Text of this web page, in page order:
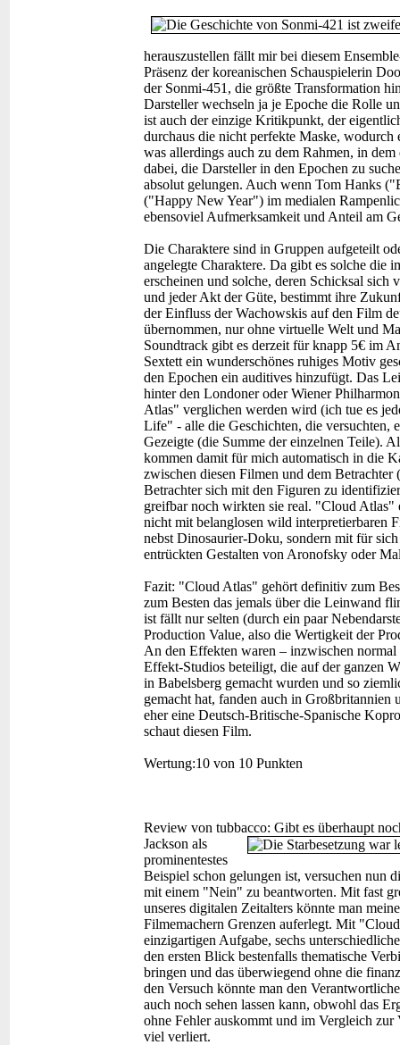
herauszustellen fällt mir bei diesem
Präsenz der koreanischen Schauspielerin
der Sonmi-451, die größte Transformation
Darsteller wechseln ja je Epoche die Rolle
ist auch der einzige Kritikpunkt, der
durchaus die nicht perfekte Maske,
was allerdings auch zu dem Rahmen, in
dabei, die Darsteller in den Epochen zu
absolut gelungen. Auch wenn Tom Hanks
("Happy New Year") im medialen
ebensoviel Aufmerksamkeit und Anteil am
Die Charaktere sind in Gruppen aufgeteilt
angelegte Charaktere. Da gibt es solche die
erscheinen und solche, deren Schicksal sich
und jeder Akt der Güte, bestimmt ihre
der Einfluss der Wachowskis auf den Film
übernommen, nur ohne virtuelle Welt und
Soundtrack gibt es derzeit für knapp 5€ im
Sextett ein wunderschönes ruhiges Motiv
den Epochen ein auditives hinzufügt. Das
hinter den Londoner oder Wiener
Atlas" verglichen werden wird (ich tue es
Life" - alle die Geschichten, die versuchten,
Gezeigte (die Summe der einzelnen Teile).
kommen damit für mich automatisch in die
zwischen diesen Filmen und dem
Betrachter sich mit den Figuren zu
greifbar noch wirkten sie real. "Cloud Atlas"
nicht mit belanglosen wild interpretierbaren
nebst Dinosaurier-Doku, sondern mit für
entrückten Gestalten von Aronofsky oder
Fazit: "Cloud Atlas" gehört definitiv zum
zum Besten das jemals über die Leinwand
ist fällt nur selten (durch ein paar
Production Value, also die Wertigkeit der
An den Effekten waren – inzwischen
Effekt-Studios beteiligt, die auf der ganzen
in Babelsberg gemacht wurden und so
gemacht hat, fanden auch in Großbritannien
eher eine Deutsch-Britische-Spanische
schaut diesen Film.
Wertung:10 von 10 Punkten
Review von tubbacco: Gibt es überhaupt
Jackson als
prominentestes
Beispiel schon gelungen ist, versuchen nun
mit einem "Nein" zu beantworten. Mit fast
unseres digitalen Zeitalters könnte man
Filmemachern Grenzen auferlegt. Mit
einzigartigen Aufgabe, sechs
den ersten Blick bestenfalls thematische
bringen und das überwiegend ohne die
den Versuch könnte man den
auch noch sehen lassen kann, obwohl das
ohne Fehler auskommt und im Vergleich
viel verliert.